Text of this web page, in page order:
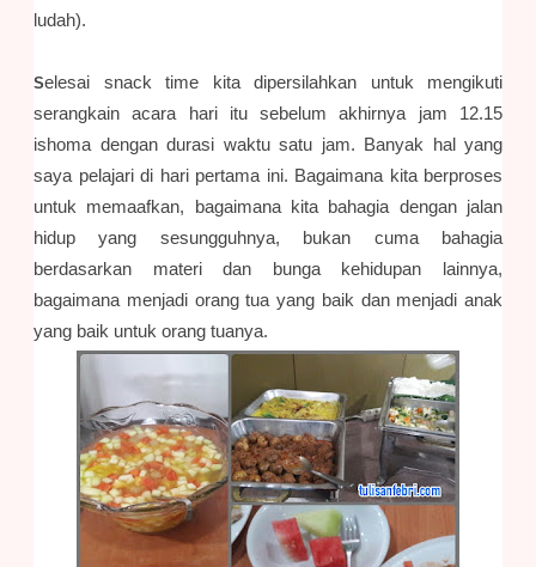
ludah).
Selesai snack time kita dipersilahkan untuk mengikuti
serangkain acara hari itu sebelum akhirnya jam 12.15
ishoma dengan durasi waktu satu jam. Banyak hal yang
saya pelajari di hari pertama ini. Bagaimana kita berproses
untuk memaafkan, bagaimana kita bahagia dengan jalan
hidup yang sesungguhnya, bukan cuma bahagia
berdasarkan materi dan bunga kehidupan lainnya,
bagaimana menjadi orang tua yang baik dan menjadi anak
yang baik untuk orang tuanya.